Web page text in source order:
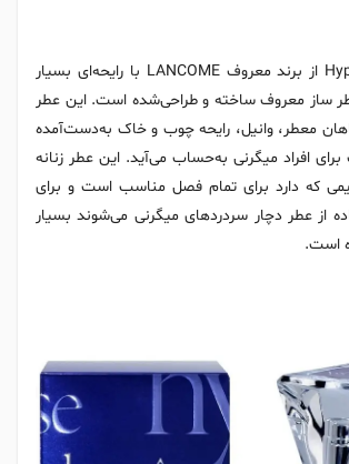
ادکلن زنانه Hypnose از برند معروف LANCOME با رایحه‌ای بسیار
ساز معروف ساخته و طراحی‌شده است. این عطر
معطر، وانیل، رایحه چوب و خاک به‌دست‌آمده
افراد میگرنی به‌حساب می‌آید. این عطر زنانه
که دارد برای تمام فصل مناسب است و برای
از عطر دچار سردردهای میگرنی می‌شوند بسیار
است.